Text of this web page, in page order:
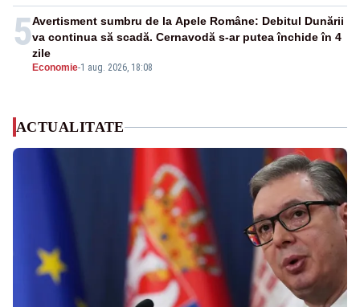
5
Economie-1 aug. 2026, 18:08
Avertisment sumbru de la Apele Române: Debitul Dunării
va continua să scadă. Cernavodă s-ar putea închide în 4
zile
ACTUALITATE